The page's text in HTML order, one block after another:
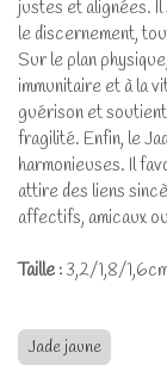
justes et alignées.
le discernement,
Sur le plan
immunitaire et à la
guérison et
fragilité. Enfin, le
harmonieuses. Il
attire des liens
affectifs, amicaux
Taille : 3,2/1,8/
Jade jaune